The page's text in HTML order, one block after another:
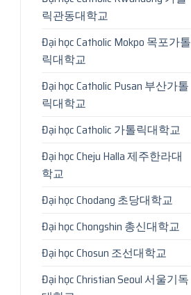
릭관동대학교
Đại học Catholic Mokpo 목포가톨
릭대학교
Đại học Catholic Pusan 부산가톨
릭대학교
Đại học Catholic 가톨릭대학교
Đại học Cheju Halla 제주한라대
학교
Đại học Chodang 초당대학교
Đại học Chongshin 총신대학교
Đại học Chosun 조선대학교
Đại học Christian Seoul 서울기독